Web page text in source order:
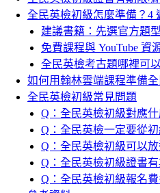
全民英檢初級怎麼準備？4
建議書籍：先選官方題
免費課程與 YouTube 資
全民英檢考古題哪裡可
如何用翰林雲端課程準備
全民英檢初級常見問題
Q：全民英檢初級對應什
Q：全民英檢一定要從
Q：全民英檢初級可以
Q：全民英檢初級證書有
Q：全民英檢初級報名費